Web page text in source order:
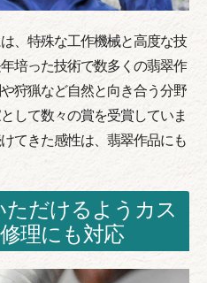
、特殊な工作機械と高度な技
培った技術で数多くの翡翠作
狩猟など自然と向き合う分野
して数々の賞を受賞していま
てきた感性は、翡翠作品にも
だけるようカス
理にも対応